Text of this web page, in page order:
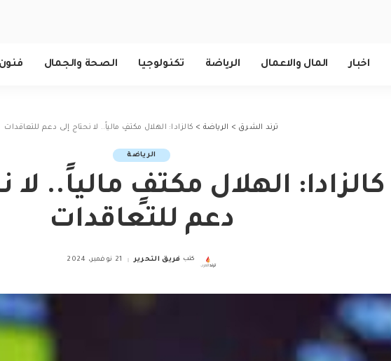
اخبار المال والاعمال الرياضة تكنولوجيا الصحة والجمال فنون
ترند الشرق > الرياضة > كالزادا: الهلال مكتفٍ مالياً.. لا نحتاج إلى دعم للتعاقدات
الرياضة
كالزادا: الهلال مكتفٍ مالياً.. لا
دعم للتعاقدات
Posted
كتب فريق التحرير 21 نوفمبر، 2024